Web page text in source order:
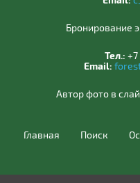
Бронирование
Тел.:
Email:
Автор фото в
Главная Поиск